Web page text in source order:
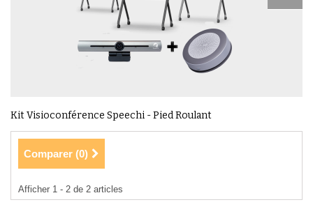
Kit Visioconférence Speechi - Pied Roulant
Comparer (0)
Afficher 1 - 2 de 2 articles